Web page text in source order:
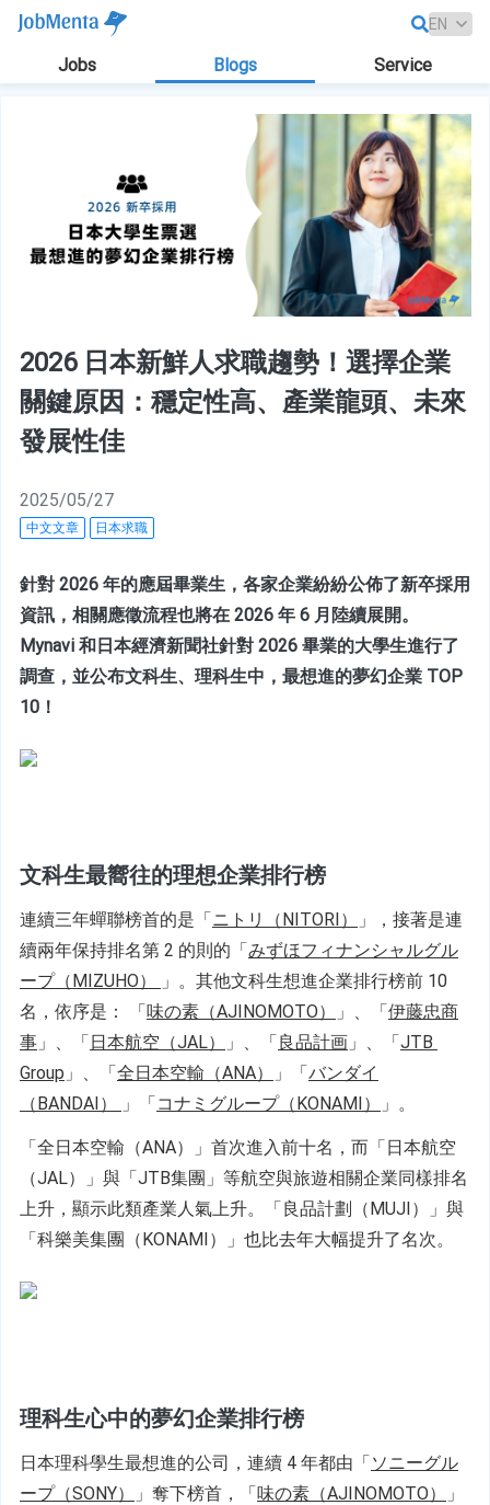
Jobs Blogs Service
2026 日本新鮮人求職趨勢！選擇企業
關鍵原因：穩定性高、產業龍頭、未來
發展性佳
2025/05/27
中文文章 日本求職
針對 2026 年的應屆畢業生，各家企業紛紛公佈了新卒採用
資訊，相關應徵流程也將在 2026 年 6 月陸續展開。
Mynavi 和日本經濟新聞社針對 2026 畢業的大學生進行了
調查，並公布文科生、理科生中，最想進的夢幻企業 TOP
10！
文科生最嚮往的理想企業排行榜
連續三年蟬聯榜首的是「ニトリ（NITORI） 」，接著是連
續兩年保持排名第 2 的則的「みずほフィナンシャルグル
ープ（MIZUHO）
」。 其他文科生想進企業排行榜前 10
名，依序是：
「味の素（AJINOMOTO） 」、 「伊藤忠商
事 」 、「日本航空（JAL） 」 、「良品計画 」、「JTB
Group 」、「全日本空輸（ANA） 」「バンダイ
（BANDAI）
」「コナミグループ（KONAMI） 」。
「全日本空輸（ANA）」首次進入前十名，而「日本航空
（JAL）」與「JTB集團」等航空與旅遊相關企業同樣排名
上升，顯示此類產業人氣上升。「良品計劃（MUJI）」與
「科樂美集團（KONAMI）」也比去年大幅提升了名次。
理科生心中的夢幻企業排行榜
日本理科學生最想進的公司，連續 4 年都由「ソニーグル
ープ（SONY）
」奪下榜首，「味の素（AJINOMOTO）
」